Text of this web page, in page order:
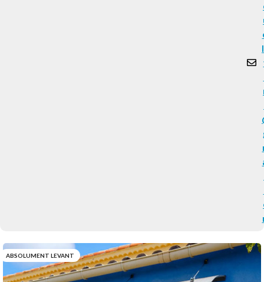
ABSOLUMENT LEVANT